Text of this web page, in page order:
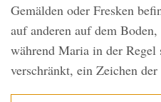
Gemälden oder Fresken
auf anderen auf dem
während Maria in der
verschränkt, ein Zeichen